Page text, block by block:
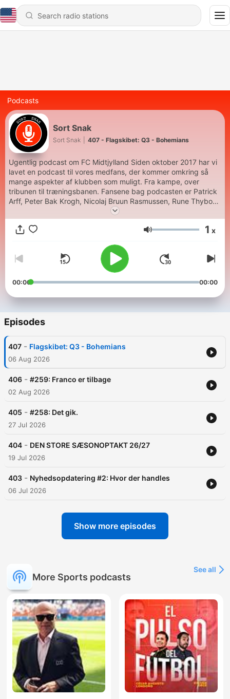
Podcasts
Sort Snak
Sort Snak 407 - Flagskibet: Q3 - Bohemians
Ugentlig podcast om FC Midtjylland Siden oktober 2017 har vi
lavet en podcast til vores medfans, der kommer omkring så
mange aspekter af klubben som muligt. Fra kampe, over
tribunen til træningsbanen. Fansene bag podcasten er Patrick
Arff, Peter Bak Krogh, Nicolaj Bruun Rasmussen, Rune Thyboe
Vejersø, Kent Nielsen, Ryan Svale Andersen, Kasper Ganzhorn
Petersen , Lars Noe Lauridsen og Thomas Schouv Jakobsen.
Støt os gennem støtteklubben Sort Support:Volume 1 x
00:00 00:00
Episodes
407 - Flagskibet: Q3 - Bohemians
06 Aug 2026
406 - #259: Franco er tilbage
02 Aug 2026
405 - #258: Det gik.
27 Jul 2026
404 - DEN STORE SÆSONOPTAKT 26/27
19 Jul 2026
403 - Nyhedsopdatering #2: Hvor der handles
06 Jul 2026
Show more episodes
More Sports podcasts
See all